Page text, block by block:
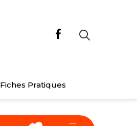
Fiches Pratiques